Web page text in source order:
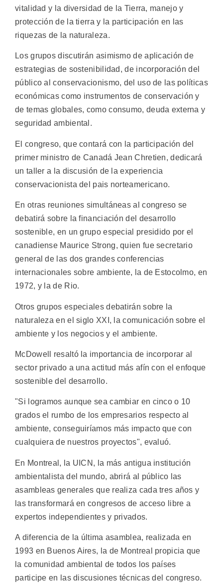
vitalidad y la diversidad de la Tierra, manejo y
protección de la tierra y la participación en las
riquezas de la naturaleza.
Los grupos discutirán asimismo de aplicación de
estrategias de sostenibilidad, de incorporación del
público al conservacionismo, del uso de las políticas
económicas como instrumentos de conservación y
de temas globales, como consumo, deuda externa y
seguridad ambiental.
El congreso, que contará con la participación del
primer ministro de Canadá Jean Chretien, dedicará
un taller a la discusión de la experiencia
conservacionista del pais norteamericano.
En otras reuniones simultáneas al congreso se
debatirá sobre la financiación del desarrollo
sostenible, en un grupo especial presidido por el
canadiense Maurice Strong, quien fue secretario
general de las dos grandes conferencias
internacionales sobre ambiente, la de Estocolmo, en
1972, y la de Rio.
Otros grupos especiales debatirán sobre la
naturaleza en el siglo XXI, la comunicación sobre el
ambiente y los negocios y el ambiente.
McDowell resaltó la importancia de incorporar al
sector privado a una actitud más afín con el enfoque
sostenible del desarrollo.
"Si logramos aunque sea cambiar en cinco o 10
grados el rumbo de los empresarios respecto al
ambiente, conseguiríamos más impacto que con
cualquiera de nuestros proyectos", evaluó.
En Montreal, la UICN, la más antigua institución
ambientalista del mundo, abrirá al público las
asambleas generales que realiza cada tres años y
las transformará en congresos de acceso libre a
expertos independientes y privados.
A diferencia de la última asamblea, realizada en
1993 en Buenos Aires, la de Montreal propicia que
la comunidad ambiental de todos los países
participe en las discusiones técnicas del congreso.